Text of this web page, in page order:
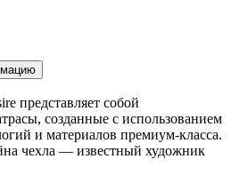
представляет собой
созданные с использованием
и материалов премиум-класса.
чехла — известный художник